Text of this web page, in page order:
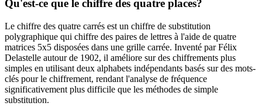
Qu'est-ce que le chiffre des quatre places?
Le chiffre des quatre carrés est un chiffre de substitution
polygraphique qui chiffre des paires de lettres à l'aide de quatre
matrices 5x5 disposées dans une grille carrée. Inventé par Félix
Delastelle autour de 1902, il améliore sur des chiffrements plus
simples en utilisant deux alphabets indépendants basés sur des mots-
clés pour le chiffrement, rendant l'analyse de fréquence
significativement plus difficile que les méthodes de simple
substitution.